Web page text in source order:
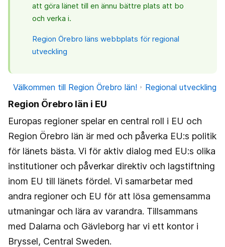
att göra länet till en ännu bättre plats att bo
och verka i.
Region Örebro läns webbplats för regional
utveckling
Välkommen till Region Örebro län! Regional utveckling
Region Örebro län i EU
Europas regioner spelar en central roll i EU och
Region Örebro län är med och påverka EU:s politik
för länets bästa. Vi för aktiv dialog med EU:s olika
institutioner och påverkar direktiv och lagstiftning
inom EU till länets fördel. Vi samarbetar med
andra regioner och EU för att lösa gemensamma
utmaningar och lära av varandra. Tillsammans
med Dalarna och Gävleborg har vi ett kontor i
Bryssel, Central Sweden.